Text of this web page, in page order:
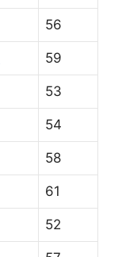
56
59
53
54
58
61
52